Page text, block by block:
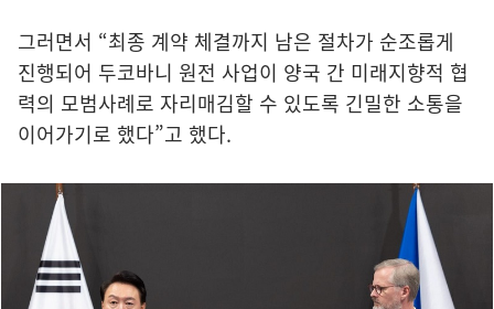
그러면서 “최종 계약 체결까지 남은 절차가 순조롭게
진행되어 두코바니 원전 사업이 양국 간 미래지향적 협
력의 모범사례로 자리매김할 수 있도록 긴밀한 소통을
이어가기로 했다”고 했다.